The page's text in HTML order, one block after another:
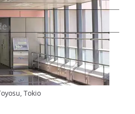
Tokio